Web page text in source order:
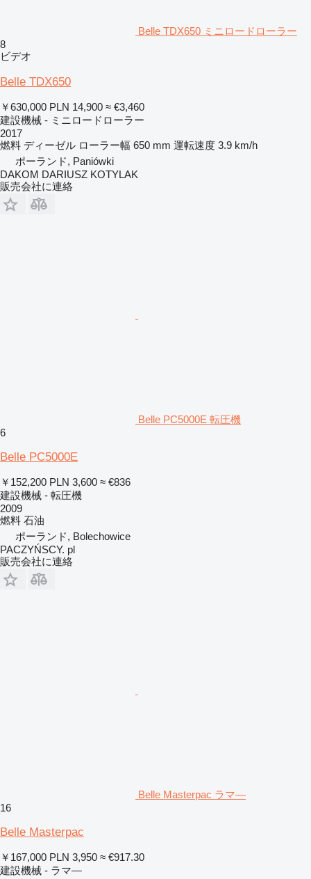
Belle TDX650 ミニロードローラー
8
ビデオ
Belle TDX650
￥630,000 PLN 14,900 ≈ €3,460
建設機械 - ミニロードローラー
2017
燃料 ディーゼル ローラー幅 650 mm 運転速度 3.9 km/h
ポーランド, Paniówki
DAKOM DARIUSZ KOTYLAK
販売会社に連絡
Belle PC5000E 転圧機
6
Belle PC5000E
￥152,200 PLN 3,600 ≈ €836
建設機械 - 転圧機
2009
燃料 石油
ポーランド, Bolechowice
PACZYŃSCY. pl
販売会社に連絡
Belle Masterpac ラマ―
16
Belle Masterpac
￥167,000 PLN 3,950 ≈ €917.30
建設機械 - ラマ―